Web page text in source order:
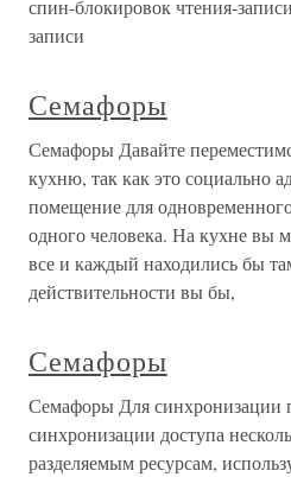
спин-блокировок чтения-
записи
Семафоры
Семафоры Давайте
кухню, так как это социально
помещение для
одного человека. На кухне вы
все и каждый находились бы
действительности вы бы,
Семафоры
Семафоры Для синхронизации
синхронизации доступа
разделяемым ресурсам,